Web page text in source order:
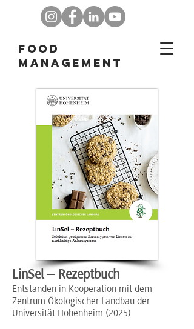
Food
Management
LinSel – Rezeptbuch
Entstanden in Kooperation mit dem
Zentrum Ökologischer Landbau der
Universität Hohenheim (2025)